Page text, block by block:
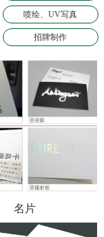
喷绘、UV写真
招牌制作
名片